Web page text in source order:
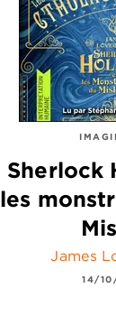
Sherlock
les
James
14/